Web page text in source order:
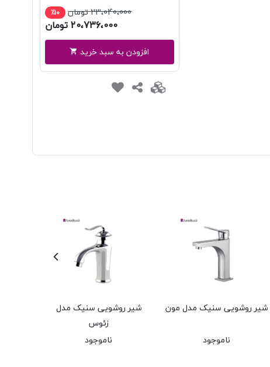
23،040،000 تومان ۱۰٪
20،736،000 تومان
افزودن به سبد خرید
شیر روشویی سنیک مدل مون
ناموجود
شیر روشویی سنیک مدل
زئوس
ناموجود